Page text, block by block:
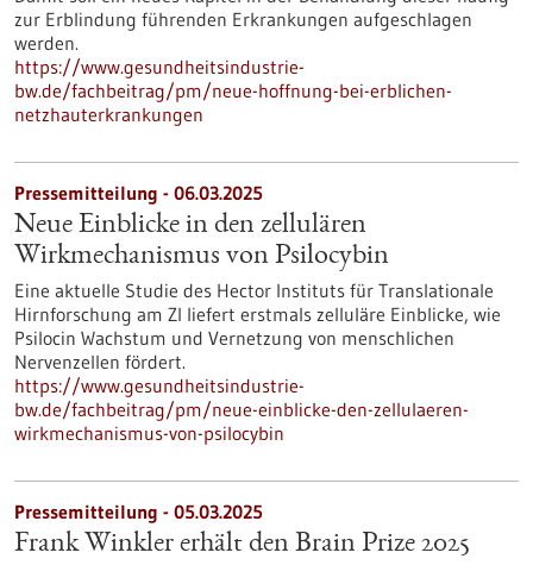
zur Erblindung führenden Erkrankungen aufgeschlagen
werden.
https://www.gesundheitsindustrie-
bw.de/fachbeitrag/pm/neue-hoffnung-bei-erblichen-
netzhauterkrankungen
Pressemitteilung - 06.03.2025
Neue Einblicke in den zellulären
Wirkmechanismus von Psilocybin
Eine aktuelle Studie des Hector Instituts für Translationale
Hirnforschung am ZI liefert erstmals zelluläre Einblicke, wie
Psilocin Wachstum und Vernetzung von menschlichen
Nervenzellen fördert.
https://www.gesundheitsindustrie-
bw.de/fachbeitrag/pm/neue-einblicke-den-zellulaeren-
wirkmechanismus-von-psilocybin
Pressemitteilung - 05.03.2025
Frank Winkler erhält den Brain Prize 2025